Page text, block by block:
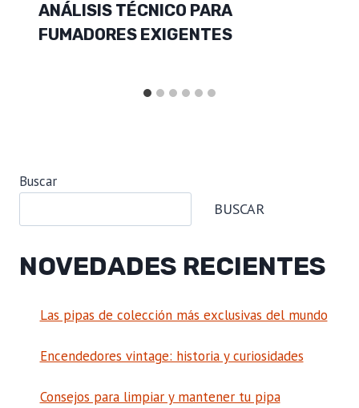
ANÁLISIS TÉCNICO PARA
FUMADORES EXIGENTES
Buscar
BUSCAR
NOVEDADES RECIENTES
Las pipas de colección más exclusivas del mundo
Encendedores vintage: historia y curiosidades
Consejos para limpiar y mantener tu pipa